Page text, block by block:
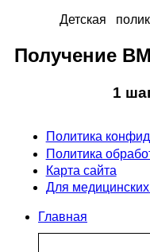
Детская
Получение
1
Политика
Политика
Карта сайта
Для
Главная